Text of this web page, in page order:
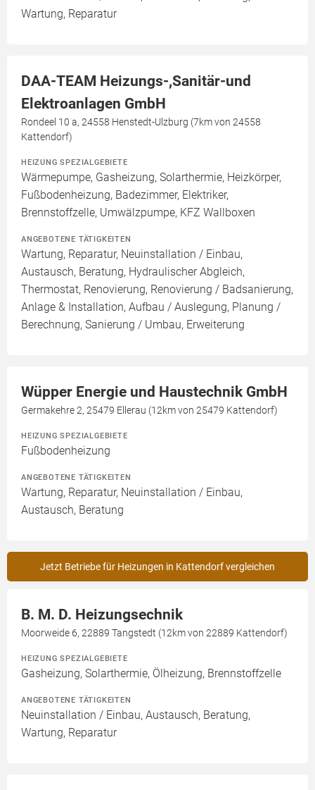
Wartung, Reparatur
DAA-TEAM Heizungs-,Sanitär-und
Elektroanlagen GmbH
Rondeel 10 a, 24558 Henstedt-Ulzburg (7km von 24558
Kattendorf)
HEIZUNG SPEZIALGEBIETE
Wärmepumpe, Gasheizung, Solarthermie, Heizkörper,
Fußbodenheizung, Badezimmer, Elektriker,
Brennstoffzelle, Umwälzpumpe, KFZ Wallboxen
ANGEBOTENE TÄTIGKEITEN
Wartung, Reparatur, Neuinstallation / Einbau,
Austausch, Beratung, Hydraulischer Abgleich,
Thermostat, Renovierung, Renovierung / Badsanierung,
Anlage & Installation, Aufbau / Auslegung, Planung /
Berechnung, Sanierung / Umbau, Erweiterung
Wüpper Energie und Haustechnik GmbH
Germakehre 2, 25479 Ellerau (12km von 25479 Kattendorf)
HEIZUNG SPEZIALGEBIETE
Fußbodenheizung
ANGEBOTENE TÄTIGKEITEN
Wartung, Reparatur, Neuinstallation / Einbau,
Austausch, Beratung
Jetzt Betriebe für Heizungen in Kattendorf vergleichen
B. M. D. Heizungsechnik
Moorweide 6, 22889 Tangstedt (12km von 22889 Kattendorf)
HEIZUNG SPEZIALGEBIETE
Gasheizung, Solarthermie, Ölheizung, Brennstoffzelle
ANGEBOTENE TÄTIGKEITEN
Neuinstallation / Einbau, Austausch, Beratung,
Wartung, Reparatur